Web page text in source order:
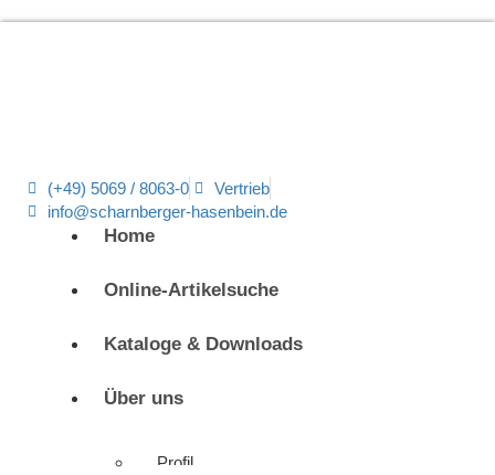
(+49) 5069 / 8063-0
Vertrieb
info@scharnberger-hasenbein.de
Home
Online-Artikelsuche
Kataloge & Downloads
Über uns
Profil